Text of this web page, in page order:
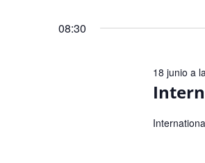
08:30
18 junio a